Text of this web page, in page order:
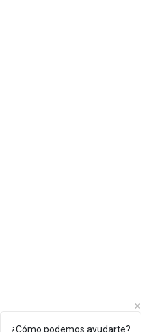
¿Cómo podemos ayudarte?